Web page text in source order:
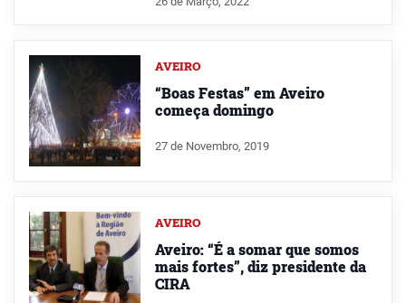
AVEIRO
“Boas Festas” em Aveiro
começa domingo
27 de Novembro, 2019
AVEIRO
Aveiro: “É a somar que somos
mais fortes”, diz presidente da
CIRA